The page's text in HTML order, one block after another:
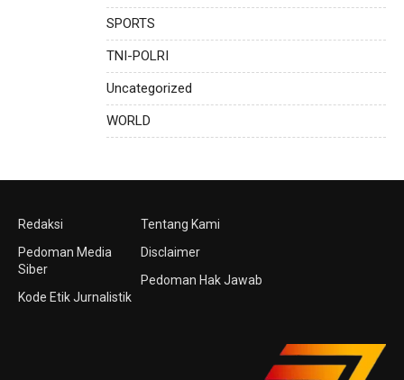
SPORTS
TNI-POLRI
Uncategorized
WORLD
Redaksi
Pedoman Media
Siber
Kode Etik Jurnalistik
Tentang Kami
Disclaimer
Pedoman Hak Jawab